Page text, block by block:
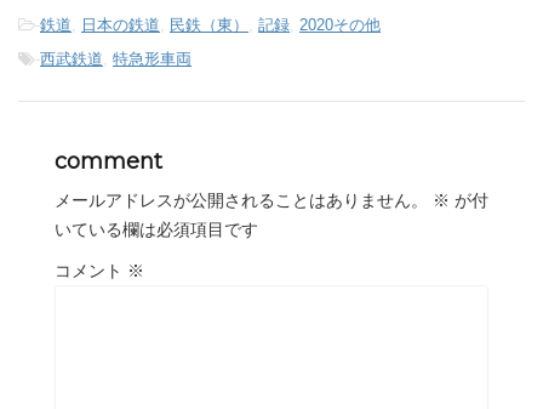
-鉄道 日本の鉄道 民鉄（東） 記録 2020その他
-西武鉄道 特急形車両
comment
メールアドレスが公開されることはありません。 ※ が付
いている欄は必須項目です
コメント ※